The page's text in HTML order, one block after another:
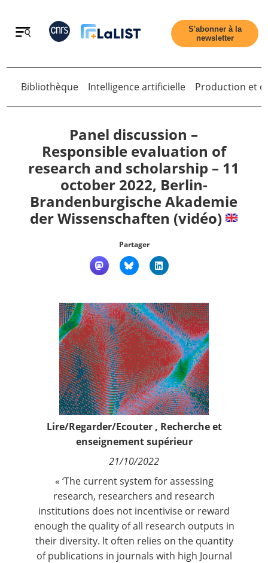
Retour
Accueil
Tous les articles
Nous suivre
S'abonner à la
newsletter
Bibliothèque Intelligence artificielle Production et
Panel discussion –
Responsible evaluation of
research and scholarship – 11
october 2022, Berlin-
Brandenburgische Akademie
der Wissenschaften (vidéo)
Partager
Lire/Regarder/Ecouter, Recherche et
enseignement supérieur
21/10/2022
« ‘The current system for assessing
research, researchers and research
institutions does not incentivise or reward
enough the quality of all research outputs in
their diversity. It often relies on the quantity
of publications in journals with high Journal